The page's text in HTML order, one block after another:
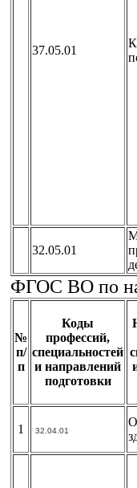
37.05.01
32.05.01
ФГОС ВО по
№
п/
п
Коды
профессий,
специальностей
и направлений
подготовки
1 32.04.01